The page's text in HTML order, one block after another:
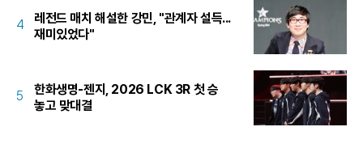
4
레전드 매치 해설한 강민, "관계자 설득...
재미있었다"
5
한화생명-젠지, 2026 LCK 3R 첫 승
놓고 맞대결